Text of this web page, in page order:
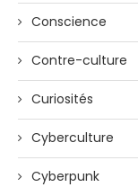
Conscience
Contre-culture
Curiosités
Cyberculture
Cyberpunk